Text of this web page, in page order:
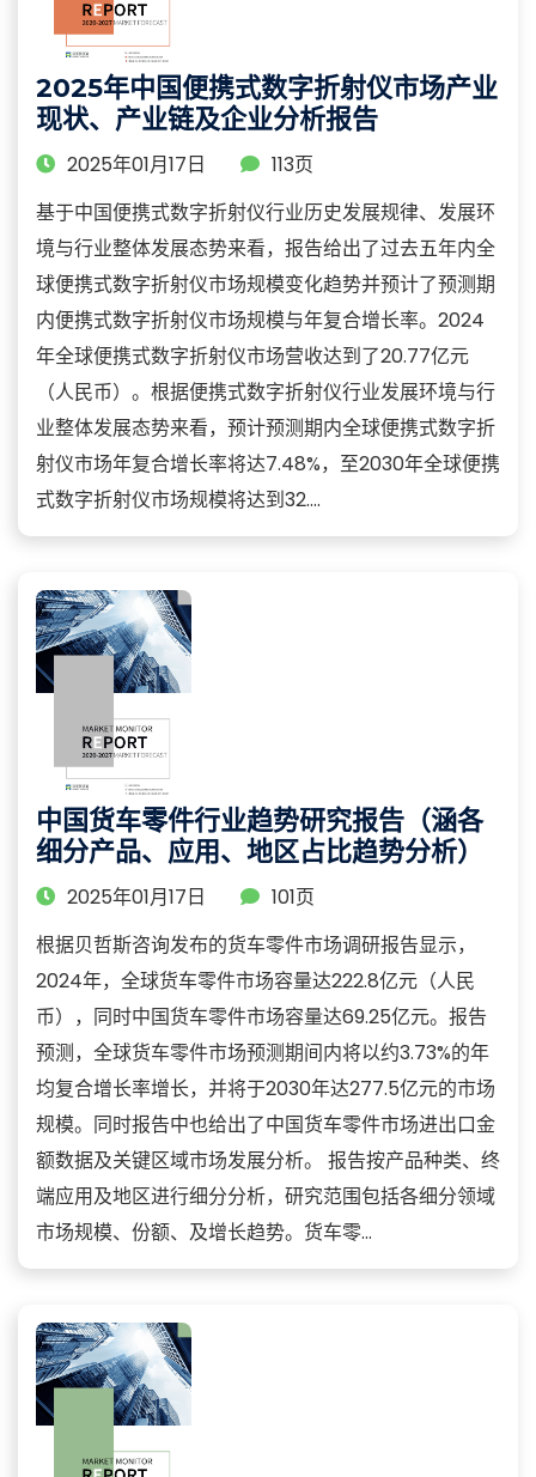
2025年中国便携式数字折射仪市场产业
现状、产业链及企业分析报告
2025年01月17日
113页
基于中国便携式数字折射仪行业历史发展规律、发展环
境与行业整体发展态势来看，报告给出了过去五年内全
球便携式数字折射仪市场规模变化趋势并预计了预测期
内便携式数字折射仪市场规模与年复合增长率。2024
年全球便携式数字折射仪市场营收达到了20.77亿元
（人民币）。根据便携式数字折射仪行业发展环境与行
业整体发展态势来看，预计预测期内全球便携式数字折
射仪市场年复合增长率将达7.48%，至2030年全球便携
式数字折射仪市场规模将达到32....
中国货车零件行业趋势研究报告（涵各
细分产品、应用、地区占比趋势分析）
2025年01月17日
101页
根据贝哲斯咨询发布的货车零件市场调研报告显示，
2024年，全球货车零件市场容量达222.8亿元（人民
币），同时中国货车零件市场容量达69.25亿元。报告
预测，全球货车零件市场预测期间内将以约3.73%的年
均复合增长率增长，并将于2030年达277.5亿元的市场
规模。同时报告中也给出了中国货车零件市场进出口金
额数据及关键区域市场发展分析。 报告按产品种类、终
端应用及地区进行细分分析，研究范围包括各细分领域
市场规模、份额、及增长趋势。货车零...